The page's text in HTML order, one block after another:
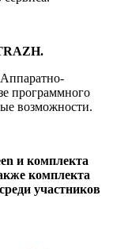
программного
возможности.
и комплекта
комплекта
участников